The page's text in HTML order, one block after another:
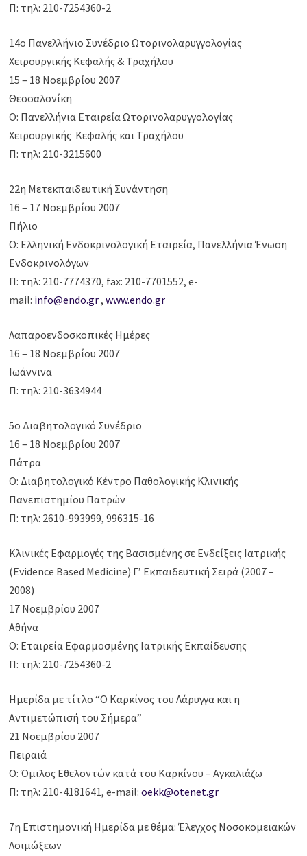
Π: τηλ: 210-7254360-2
14ο Πανελλήνιο Συνέδριο Ωτορινολαρυγγολογίας
Χειρουργικής Κεφαλής & Τραχήλου
15 – 18 Νοεμβρίου 2007
Θεσσαλονίκη
Ο: Πανελλήνια Εταιρεία Ωτορινολαρυγγολογίας
Χειρουργικής Κεφαλής και Τραχήλου
Π: τηλ: 210-3215600
22η Μετεκπαιδευτική Συνάντηση
16 – 17 Νοεμβρίου 2007
Πήλιο
Ο: Ελληνική Ενδοκρινολογική Εταιρεία, Πανελλήνια Ένωση
Ενδοκρινολόγων
Π: τηλ: 210-7774370, fax: 210-7701552, e-
mail: info@endo.gr,www.endo.gr
Λαπαροενδοσκοπικές Ημέρες
16 – 18 Νοεμβρίου 2007
Ιωάννινα
Π: τηλ: 210-3634944
5ο Διαβητολογικό Συνέδριο
16 – 18 Νοεμβρίου 2007
Πάτρα
Ο: Διαβητολογικό Κέντρο Παθολογικής Κλινικής
Πανεπιστημίου Πατρών
Π: τηλ: 2610-993999, 996315-16
Κλινικές Εφαρμογές της Βασισμένης σε Ενδείξεις Ιατρικής
(Evidence Based Medicine) Γ’ Εκπαιδευτική Σειρά (2007 –
2008)
17 Νοεμβρίου 2007
Αθήνα
Ο: Εταιρεία Εφαρμοσμένης Ιατρικής Εκπαίδευσης
Π: τηλ: 210-7254360-2
Ημερίδα με τίτλο “Ο Καρκίνος του Λάρυγγα και η
Αντιμετώπισή του Σήμερα”
21 Νοεμβρίου 2007
Πειραιά
Ο: Όμιλος Εθελοντών κατά του Καρκίνου – Αγκαλιάζω
Π: τηλ: 210-4181641, e-mail:oekk@otenet.gr
7η Επιστημονική Ημερίδα με θέμα: Έλεγχος Νοσοκομειακών
Λοιμώξεων